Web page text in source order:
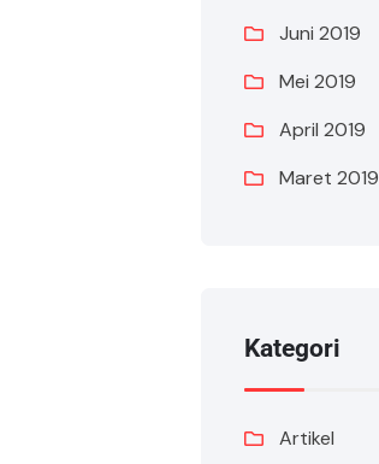
Juni 2019
Mei 2019
April 2019
Maret 2019
Kategori
Artikel